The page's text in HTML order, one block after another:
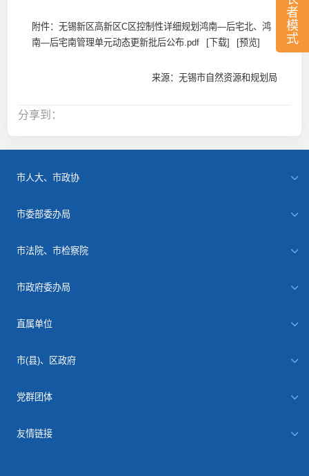
者
模
式
附件： 无锡新区高新区C区控制性详细规划鸿南—后宅北、鸿
南—后宅南管理单元动态更新批后公布.pdf
[下载] [预览]
来源：无锡市自然资源和规划局
分享到：
市人大、市政协
市委部委办局
市法院、市检察院
市政府委办局
直属单位
市(县)、区政府
党群团体
友情链接